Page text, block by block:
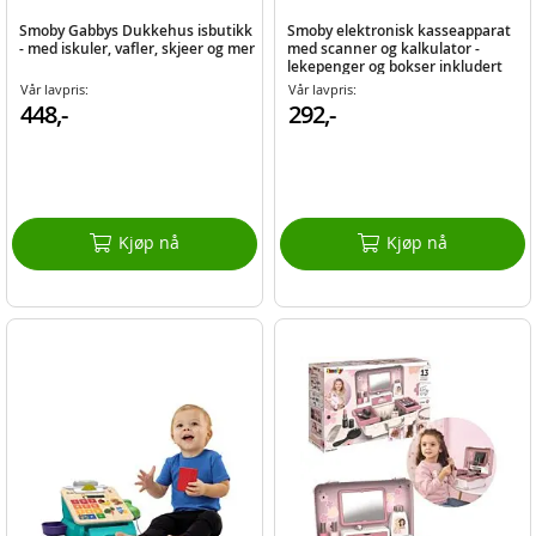
Smoby Gabbys Dukkehus isbutikk
- med iskuler, vafler, skjeer og mer
Vår lavpris:
448,-
Kjøp nå
Smoby elektronisk kasseapparat
med scanner og kalkulator -
lekepenger og bokser inkludert
Vår lavpris:
292,-
Kjøp nå